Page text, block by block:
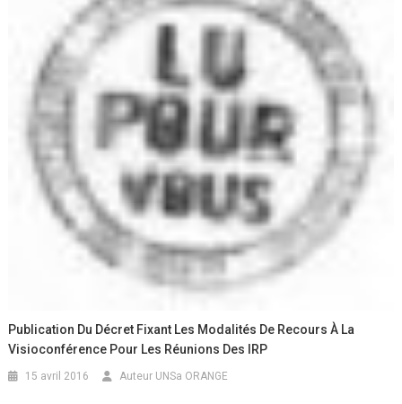
Publication Du Décret Fixant Les Modalités De Recours À La
Visioconférence Pour Les Réunions Des IRP
15 avril 2016 Auteur UNSa ORANGE